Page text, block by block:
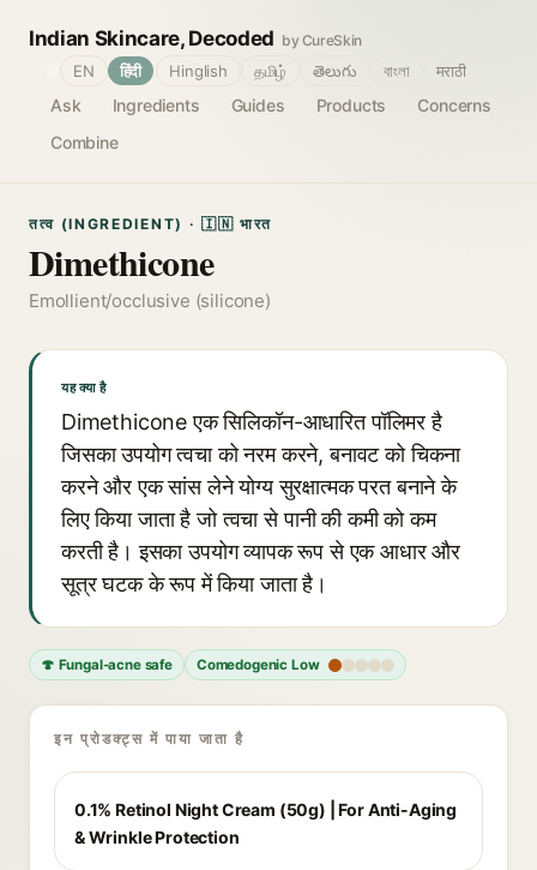
Indian Skincare, Decoded by CureSkin
Ask Ingredients Guides Products
Concerns
Combine
EN हिंदी Hinglish தமிழ் తెలుగు বাংলা मराठी
तत्व (INGREDIENT) · 🇮🇳 भारत
Dimethicone
Emollient/occlusive (silicone)
यह क्या है
Dimethicone एक सिलिकॉन-आधारित पॉलिमर है
जिसका उपयोग त्वचा को नरम करने, बनावट को चिकना
करने और एक सांस लेने योग्य सुरक्षात्मक परत बनाने के
लिए किया जाता है जो त्वचा से पानी की कमी को कम
करती है। इसका उपयोग व्यापक रूप से एक आधार और
सूत्र घटक के रूप में किया जाता है।
🍄 Fungal-acne safe Comedogenic Low
इन प्रोडक्ट्स में पाया जाता है
0.1% Retinol Night Cream (50g) | For Anti-Aging
& Wrinkle Protection